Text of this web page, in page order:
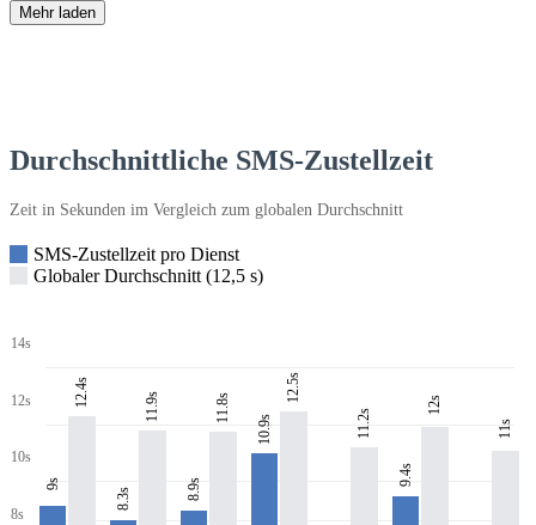
Mehr laden
Durchschnittliche SMS-Zustellzeit
Zeit in Sekunden im Vergleich zum globalen Durchschnitt
SMS-Zustellzeit pro Dienst
Globaler Durchschnitt (12,5 s)
14s
12s
10s
8s
9s
12.4s
8.3s
11.9s
8.9s
11.8s
10.9s
12.5s
11.2s
9.4s
12s
11s